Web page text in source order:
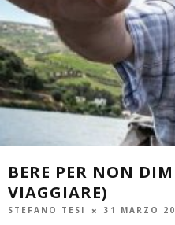
BERE PER NON
VIAGGIARE)
STEFANO TESI 31 MARZO